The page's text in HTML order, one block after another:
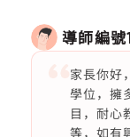
導師編號
家長你好
學位，擁
目，耐心
等，如有